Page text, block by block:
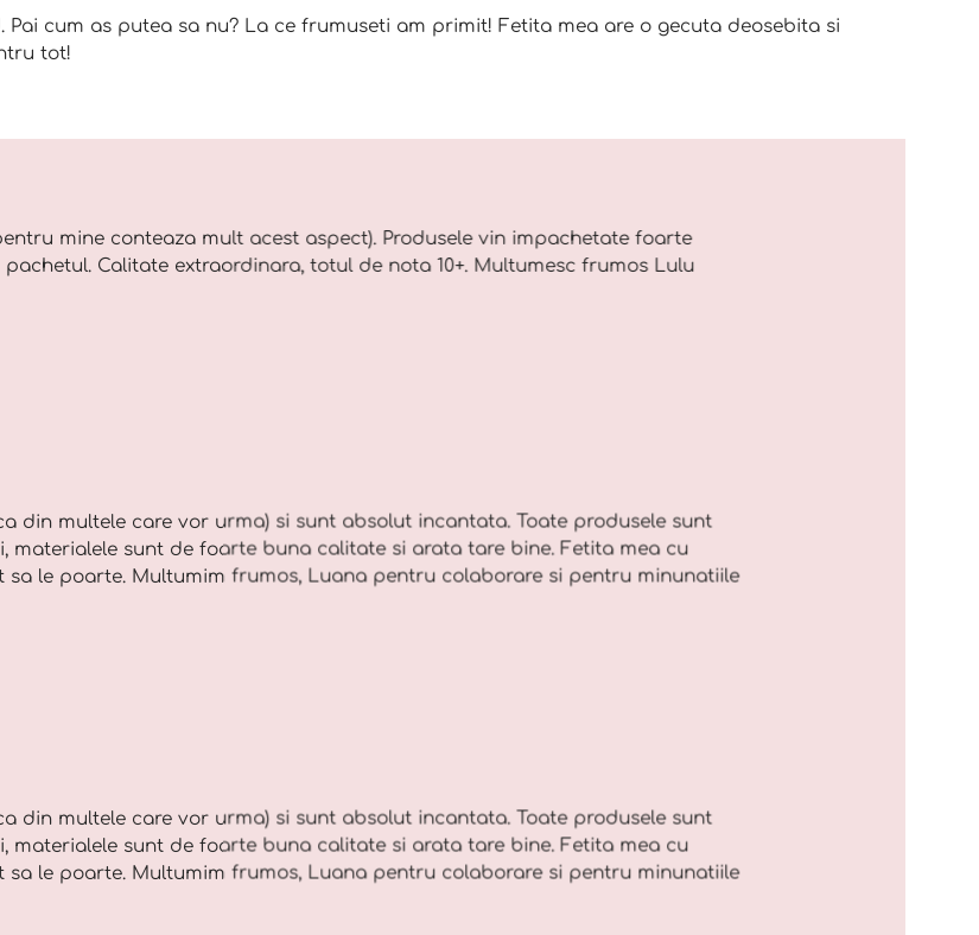
cum as putea sa nu? La ce frumuseti am primit! Fetita mea are o gecuta deosebita si
tot!
mine conteaza mult acest aspect). Produsele vin impachetate foarte
Calitate extraordinara, totul de nota 10+. Multumesc frumos Lulu
din multele care vor urma) si sunt absolut incantata. Toate produsele sunt
materialele sunt de foarte buna calitate si arata tare bine. Fetita mea cu
le poarte. Multumim frumos, Luana pentru colaborare si pentru minunatiile
din multele care vor urma) si sunt absolut incantata. Toate produsele sunt
materialele sunt de foarte buna calitate si arata tare bine. Fetita mea cu
le poarte. Multumim frumos, Luana pentru colaborare si pentru minunatiile